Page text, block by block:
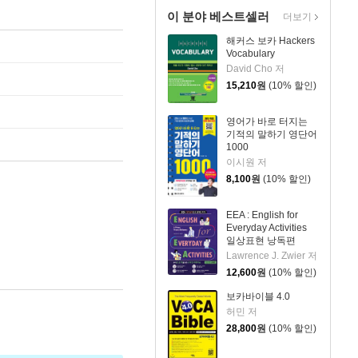
이 분야 베스트셀러
해커스 보카 Hackers
Vocabulary
David Cho 저
15,210원 (10% 할인)
영어가 바로 터지는
기적의 말하기 영단어
1000
이시원 저
8,100원 (10% 할인)
EEA : English for
Everyday Activities
일상표현 낭독편
Lawrence J. Zwier 저
12,600원 (10% 할인)
보카바이블 4.0
허민 저
28,800원 (10% 할인)
더보기